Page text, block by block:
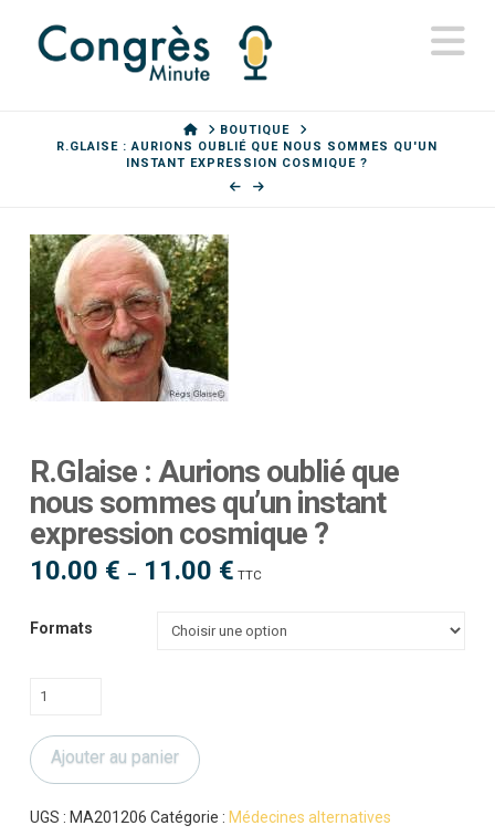
HOMEBOUTIQUE
R.GLAISE : AURIONS OUBLIÉ QUE NOUS SOMMES QU'UN
INSTANT EXPRESSION COSMIQUE ?
R.Glaise : Aurions oublié que
nous sommes qu’un instant
expression cosmique ?
10.00 € – 11.00 €Plage
de
à
11.00 €
TTC
Formats
quantité
R.Glaise
:
Aurions
oublié
Ajouter au panier
UGS : MA201206 Catégorie : Médecines alternatives